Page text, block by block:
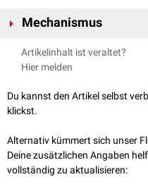
Mechanismus
Beim Zipper-Mechanismus
Adhäsine
Zytoskeletts
durchAktin
Membranausstülpungen, die das
Im Gegensatz zumTrigger-
Invasinein die Wirtszelle.
der Lage, auf diesem Weg in die
Artikelinhalt ist veraltet?
Hier melden
Du kannst den Artikel selbst
klickst.
Alternativ kümmert sich unser
Deine zusätzlichen Angaben
vollständig zu aktualisieren: